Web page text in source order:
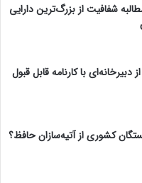
شفافیت از بزرگ‌ترین دارایی
دبیرخانه‌ای با کارنامه قابل قبول
کشوری از آتیه‌سازان حافظ؟